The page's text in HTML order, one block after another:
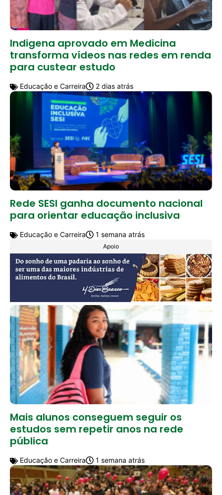
Indigena aprovado em Medicina
transforma vídeos nas redes em renda
para custear estudo
Educação e Carreira 2 dias atrás
Rede SESI ganha documento nacional
para orientar educação inclusiva
Educação e Carreira 1 semana atrás
Apoio
Mais alunos conseguem seguir os
estudos sem repetir anos na rede
pública
Educação e Carreira 1 semana atrás